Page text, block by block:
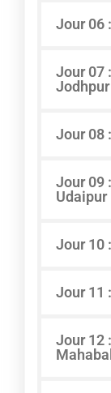
Jour 06
Jour 07
Jodhpur
Jour 08
Jour 09
Udaipur
Jour 10
Jour 11
Jour 12